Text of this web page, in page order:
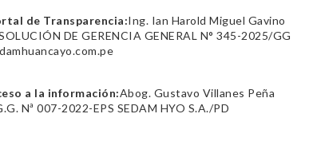
de Transparencia:Ing. Ian Harold Miguel Gavino
DE GERENCIA GENERAL N° 345-2025/GG
a la información:Abog. Gustavo Villanes Peña
Nª 007-2022-EPS SEDAM HYO S.A./PD